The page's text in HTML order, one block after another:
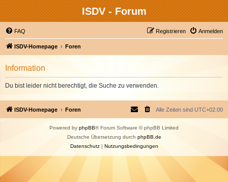
ISDV - Forum
FAQ Anmelden
Registrieren
ISDV-Homepage Foren
Information
Du bist leider nicht berechtigt, die Suche zu verwenden.
ISDV-Homepage Foren Alle Zeiten sind UTC+02:00
Powered by phpBB® Forum Software © phpBB Limited
Deutsche Übersetzung durch phpBB.de
Datenschutz| Nutzungsbedingungen